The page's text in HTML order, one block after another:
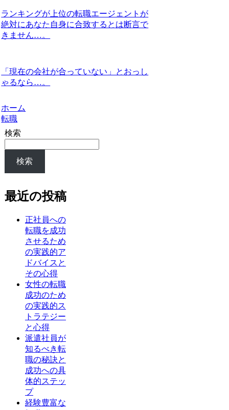
ランキングが上位の転職エージェントが
絶対にあなた自身に合致するとは断言で
きません…。
「現在の会社が合っていない」とおっし
ゃるなら…。
ホーム
転職
検索
検索
最近の投稿
正社員への
転職を成功
させるため
の実践的ア
ドバイスと
その心得
女性の転職
成功のため
の実践的ス
トラテジー
と心得
派遣社員が
知るべき転
職の秘訣と
成功への具
体的ステッ
プ
経験豊富な